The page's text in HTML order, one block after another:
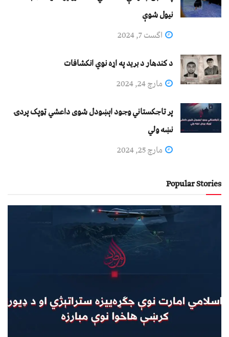
نيول شوې
اگست 7, 2024
د کندهار د برید په اړه نوي انکشافات
مارچ 24, 2024
پر تاجکستاني وجود اېښودل شوی داعشي ټوپک پردۍ
نښه ولي
مارچ 25, 2024
Popular Stories